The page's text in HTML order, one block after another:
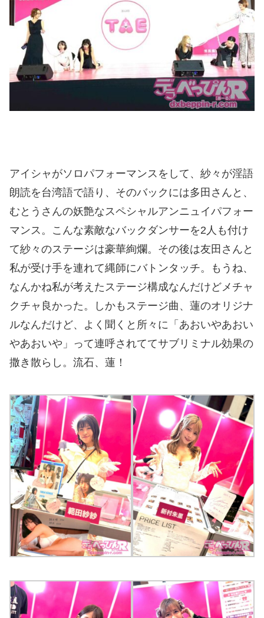
アイシャがソロパフォーマンスをして、紗々が淫語
朗読を台湾語で語り、そのバックには多田さんと、
むとうさんの妖艶なスペシャルアンニュイパフォー
マンス。こんな素敵なバックダンサーを2人も付け
て紗々のステージは豪華絢爛。その後は友田さんと
私が受け手を連れて縄師にバトンタッチ。もうね、
なんかね私が考えたステージ構成なんだけどメチャ
クチャ良かった。しかもステージ曲、蓮のオリジナ
ルなんだけど、よく聞くと所々に「あおいやあおい
やあおいや」って連呼されててサブリミナル効果の
撒き散らし。流石、蓮！